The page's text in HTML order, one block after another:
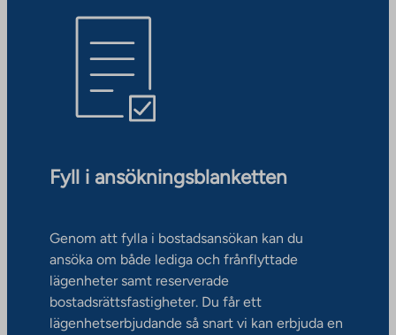
Fyll i ansökningsblanketten
Genom att fylla i bostadsansökan kan du
ansöka om både lediga och frånflyttade
lägenheter samt reserverade
bostadsrättsfastigheter. Du får ett
lägenhetserbjudande så snart vi kan erbjuda en